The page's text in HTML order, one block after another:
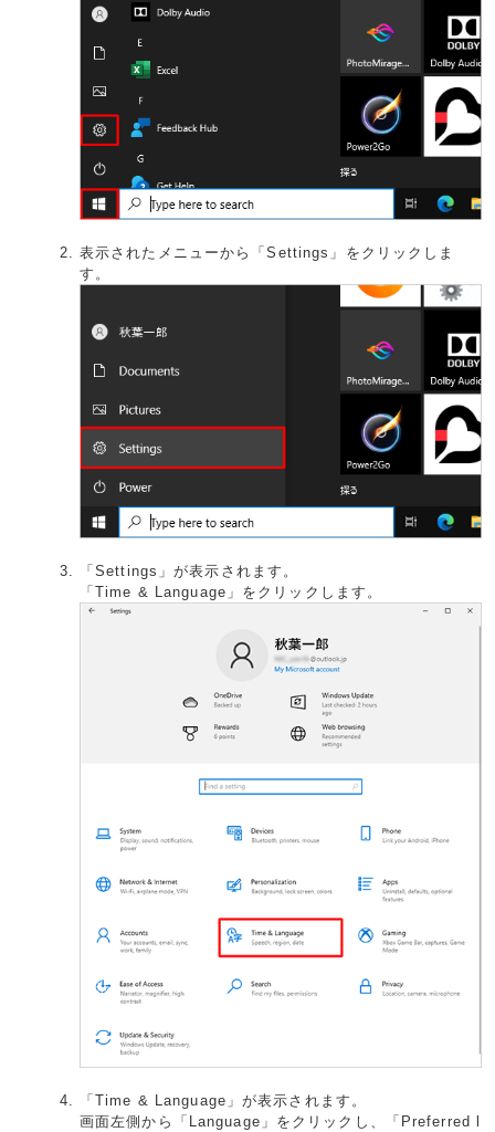
表示されたメニューから「Settings」をクリックしま
す。
「Settings」が表示されます。
「Time & Language」をクリックします。
「Time & Language」が表示されます。
画面左側から「Language」をクリックし、「Preferred l